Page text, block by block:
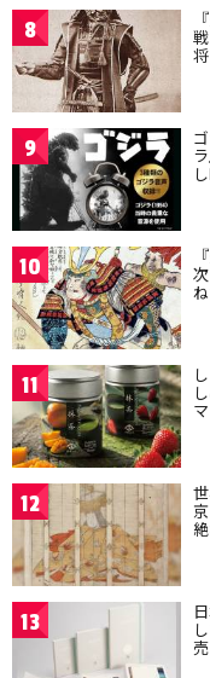
8
9
10
11
12
13